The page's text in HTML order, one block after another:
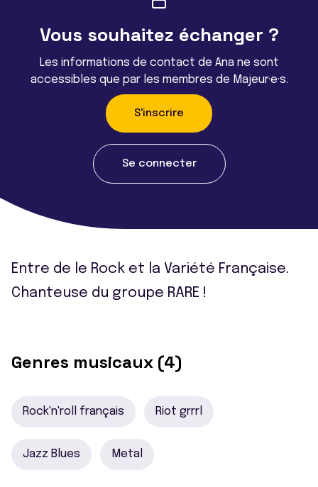
Vous souhaitez échanger ?
Les informations de contact de Ana ne sont
accessibles que par les membres de Majeur·e·s.
S'inscrire
Se connecter
Entre de le Rock et la Variété Française.
Chanteuse du groupe RARE !
Genres musicaux (4)
Rock'n'roll français Riot grrrl
Jazz Blues Metal